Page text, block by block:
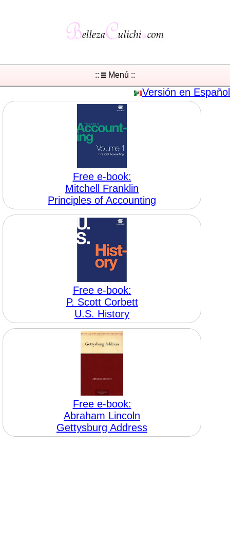
:: Menú ::
Versión en Español
Free e-book:
Mitchell Franklin
Principles of Accounting
Free e-book:
P. Scott Corbett
U.S. History
Free e-book:
Abraham Lincoln
Gettysburg Address